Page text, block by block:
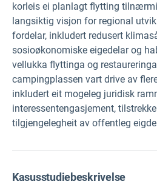
korleis ei planlagt flytting
langsiktig visjon for regional
fordelar, inkludert redusert
sosioøkonomiske eigedelar og
vellukka flyttinga og
campingplassen vart drive av
inkludert eit mogeleg juridisk
interessentengasjement,
tilgjengelegheit av offentleg
Kasusstudiebeskrivelse